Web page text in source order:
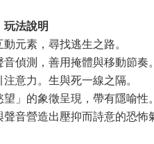
玩法說明
元素，尋找逃生之路。
偵測，善用掩體與移動節奏。
意力。生與死一線之隔。
」的象徵呈現，帶有隱喻性。
音營造出壓抑而詩意的恐怖